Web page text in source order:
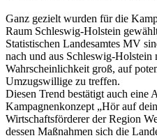
Ganz gezielt wurden für die
Raum Schleswig-Holstein
Statistischen Landesamtes MV
nach und aus Schleswig-
Wahrscheinlichkeit groß, auf
Umzugswillige zu treffen.
Diesen Trend bestätigt auch eine
Kampagnenkonzept „Hör auf
Wirtschaftsförderer der Region
dessen Maßnahmen sich die